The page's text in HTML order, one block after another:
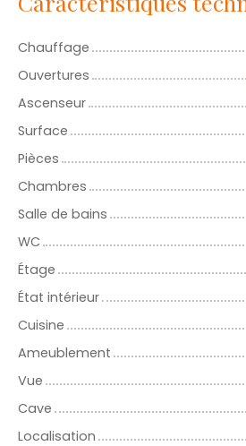
Chauffage
Ouvertures
Ascenseur
Surface
Pièces
Chambres
Salle de bains
WC
Étage
État intérieur
Cuisine
Ameublement
Vue
Cave
Localisation